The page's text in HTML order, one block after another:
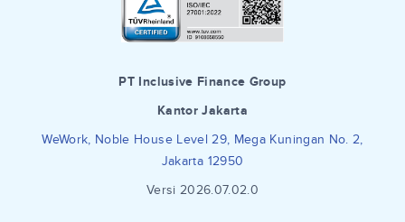
PT Inclusive Finance Group
Kantor Jakarta
WeWork, Noble House Level 29, Mega Kuningan No. 2,
Jakarta 12950
Versi 2026.07.02.0